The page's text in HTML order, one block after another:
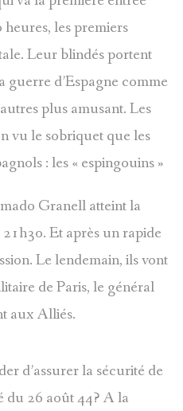
heures, les premiers
Leur blindés portent
guerre d’Espagne comme
plus amusant. Les
vu le sobriquet que les
: les « espingouins »
Granell atteint la
Et après un rapide
Le lendemain, ils vont
de Paris, le général
aux Alliés.
d’assurer la sécurité de
du 26 août 44? A la